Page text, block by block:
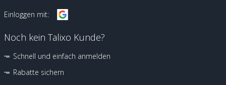
Einloggen mit:
Noch kein Talixo Kunde?
Schnell und einfach anmelden
Rabatte sichern